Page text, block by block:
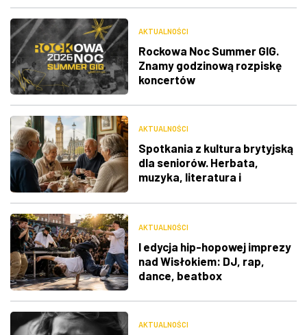
AKTUALNOŚCI
Rockowa Noc Summer GIG.
Znamy godzinową rozpiskę
koncertów
AKTUALNOŚCI
Spotkania z kultura brytyjską
dla seniorów. Herbata,
muzyka, literatura i
AKTUALNOŚCI
I edycja hip-hopowej imprezy
nad Wisłokiem: DJ, rap,
dance, beatbox
AKTUALNOŚCI